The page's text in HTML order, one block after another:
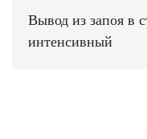
Вывод из запоя в
интенсивный